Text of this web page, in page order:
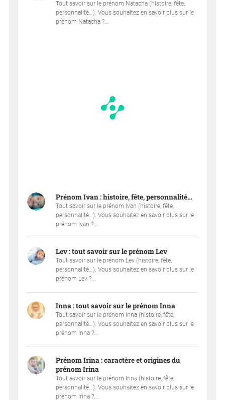
Tout savoir sur le prénom Natacha (histoire, fête,
personnalité…). Vous souhaitez en savoir plus sur le
prénom Natacha ?...
Prénom Ivan : histoire, fête, personnalité…
Tout savoir sur le prénom Ivan (histoire, fête,
personnalité…). Vous souhaitez en savoir plus sur le
prénom Ivan ?...
Lev : tout savoir sur le prénom Lev
Tout savoir sur le prénom Lev (histoire, fête,
personnalité…). Vous souhaitez en savoir plus sur le
prénom Lev ?...
Inna : tout savoir sur le prénom Inna
Tout savoir sur le prénom Inna (histoire, fête,
personnalité…). Vous souhaitez en savoir plus sur le
prénom Inna ?...
Prénom Irina : caractère et origines du
prénom Irina
Tout savoir sur le prénom Irina (histoire, fête,
personnalité…). Vous souhaitez en savoir plus sur le
prénom Irina ?...